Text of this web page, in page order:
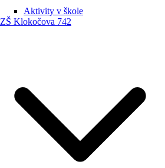
Aktivity v škole
ZŠ Klokočova 742